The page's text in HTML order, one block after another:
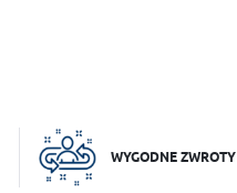
WYGODNE ZWROTY